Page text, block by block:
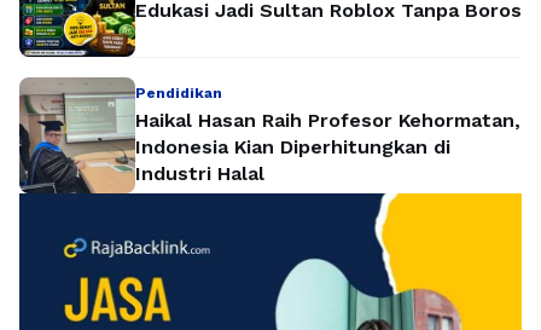
Edukasi Jadi Sultan Roblox Tanpa Boros
Pendidikan
Haikal Hasan Raih Profesor Kehormatan,
Indonesia Kian Diperhitungkan di
Industri Halal